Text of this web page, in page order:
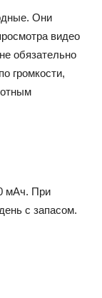
Они
видео
обязательно
громкости,
мАч. При
с запасом.